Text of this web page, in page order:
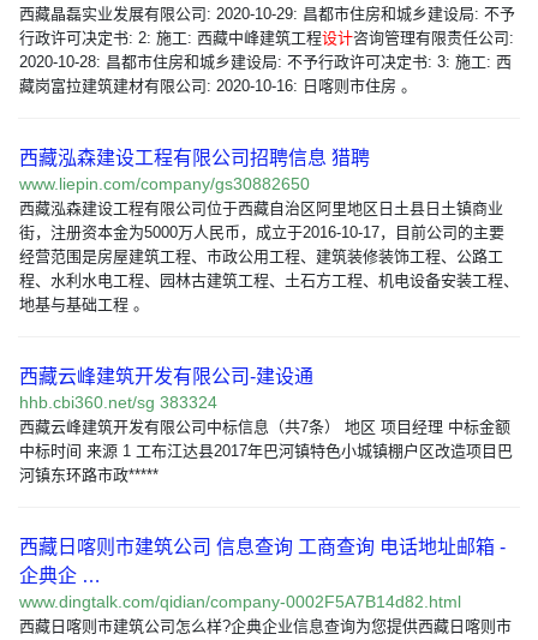
西藏晶磊实业发展有限公司: 2020-10-29: 昌都市住房和城乡建设局: 不予
行政许可决定书: 2: 施工: 西藏中峰建筑工程设计咨询管理有限责任公司:
2020-10-28: 昌都市住房和城乡建设局: 不予行政许可决定书: 3: 施工: 西
藏岗富拉建筑建材有限公司: 2020-10-16: 日喀则市住房 。
西藏泓森建设工程有限公司招聘信息 猎聘
www.liepin.com/company/gs30882650
西藏泓森建设工程有限公司位于西藏自治区阿里地区日土县日土镇商业
街，注册资本金为5000万人民币，成立于2016-10-17，目前公司的主要
经营范围是房屋建筑工程、市政公用工程、建筑装修装饰工程、公路工
程、水利水电工程、园林古建筑工程、土石方工程、机电设备安装工程、
地基与基础工程 。
西藏云峰建筑开发有限公司-建设通
hhb.cbi360.net/sg 383324
西藏云峰建筑开发有限公司中标信息（共7条） 地区 项目经理 中标金额
中标时间 来源 1 工布江达县2017年巴河镇特色小城镇棚户区改造项目巴
河镇东环路市政*****
西藏日喀则市建筑公司 信息查询 工商查询 电话地址邮箱 -
企典企 …
www.dingtalk.com/qidian/company-0002F5A7B14d82.html
西藏日喀则市建筑公司怎么样?企典企业信息查询为您提供西藏日喀则市